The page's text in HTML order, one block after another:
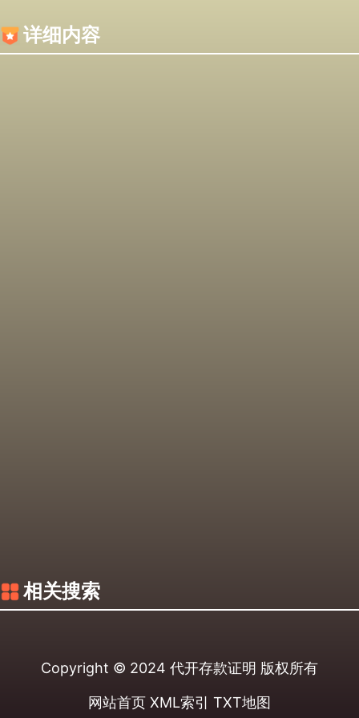
详细内容
相关搜索
Copyright © 2024 代开存款证明 版权所有
网站首页 XML索引 TXT地图